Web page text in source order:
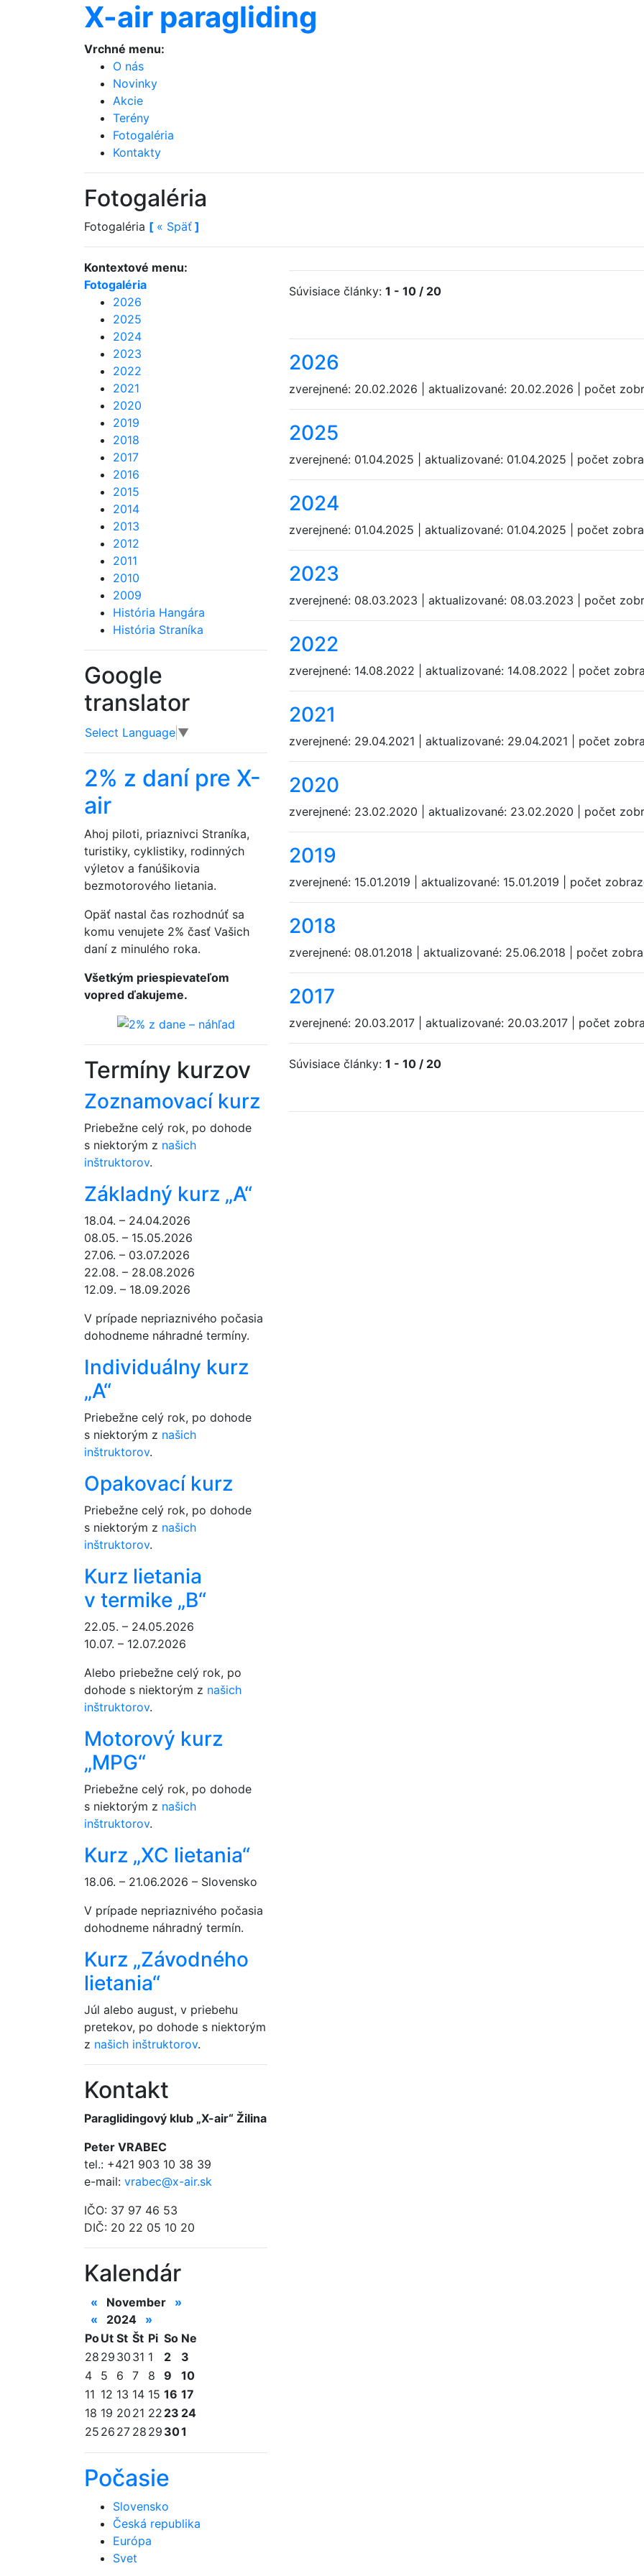
X-air paragliding
Vrchné menu:
O nás
Novinky
Akcie
Terény
Fotogaléria
Kontakty
Fotogaléria
Fotogaléria [ « Späť ]
Súvisiace články: 1 - 10 / 20
2026
zverejnené: 20.02.2026 | aktualizované: 20.02.2026 | počet
2025
zverejnené: 01.04.2025 | aktualizované: 01.04.2025 | počet
2024
zverejnené: 01.04.2025 | aktualizované: 01.04.2025 | počet
2023
zverejnené: 08.03.2023 | aktualizované: 08.03.2023 | počet
2022
zverejnené: 14.08.2022 | aktualizované: 14.08.2022 | počet
2021
zverejnené: 29.04.2021 | aktualizované: 29.04.2021 | počet
2020
zverejnené: 23.02.2020 | aktualizované: 23.02.2020 | počet
2019
zverejnené: 15.01.2019 | aktualizované: 15.01.2019 | počet
2018
zverejnené: 08.01.2018 | aktualizované: 25.06.2018 | počet
2017
zverejnené: 20.03.2017 | aktualizované: 20.03.2017 | počet
Súvisiace články: 1 - 10 / 20
Kontextové menu:
Fotogaléria
2026
2025
2024
2023
2022
2021
2020
2019
2018
2017
2016
2015
2014
2013
2012
2011
2010
2009
História Hangára
História Straníka
Google
translator
Select Language ▼
2% z daní pre X-
air
Ahoj piloti, priaznivci Straníka,
turistiky, cyklistiky, rodinných
výletov a fanúšikovia
bezmotorového lietania.
Opäť nastal čas rozhodnúť sa
komu venujete 2% časť Vašich
daní z minulého roka.
Všetkým priespievateľom
vopred ďakujeme.
Termíny kurzov
Zoznamovací kurz
Priebežne celý rok, po dohode
s niektorým z našich
inštruktorov.
Základný kurz „A“
18.04. – 24.04.2026
08.05. – 15.05.2026
27.06. – 03.07.2026
22.08. – 28.08.2026
12.09. – 18.09.2026
V prípade nepriaznivého počasia
dohodneme náhradné termíny.
Individuálny kurz
„A“
Priebežne celý rok, po dohode
s niektorým z našich
inštruktorov.
Opakovací kurz
Priebežne celý rok, po dohode
s niektorým z našich
inštruktorov.
Kurz lietania
v termike „B“
22.05. – 24.05.2026
10.07. – 12.07.2026
Alebo priebežne celý rok, po
dohode s niektorým z našich
inštruktorov.
Motorový kurz
„MPG“
Priebežne celý rok, po dohode
s niektorým z našich
inštruktorov.
Kurz „XC lietania“
18.06. – 21.06.2026 – Slovensko
V prípade nepriaznivého počasia
dohodneme náhradný termín.
Kurz „Závodného
lietania“
Júl alebo august, v priebehu
pretekov, po dohode s niektorým
z našich inštruktorov.
Kontakt
Paraglidingový klub „X-air“ Žilina
Peter VRABEC
tel.: +421 903 10 38 39
e-mail: vrabec@x-air.sk
IČO: 37 97 46 53
DIČ: 20 22 05 10 20
Kalendár
« November
»
«
2024
»
PoUt St Št Pi So Ne
28 29 30 31 1 2
3
4
5 6 7 8 9
10
11 12 13 14 15 16 17
18 19 20 21 22 23 24
25 26 27 28 29 301
Počasie
Slovensko
Česká republika
Európa
Svet